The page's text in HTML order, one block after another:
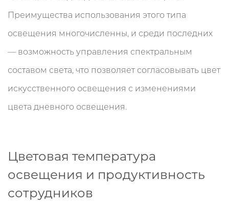
Преимущества использования этого типа
освещения многочисленны, и среди последних
— возможность управления спектральным
составом света, что позволяет согласовывать цвет
искусственного освещения с изменениями
цвета дневного освещения.
Цветовая температура
освещения и продуктивность
сотрудников